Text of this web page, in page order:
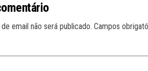
email não será publicado. Campos